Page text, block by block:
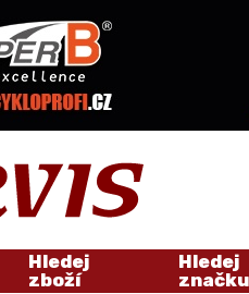
Hledej
zboží
Hledej
značku